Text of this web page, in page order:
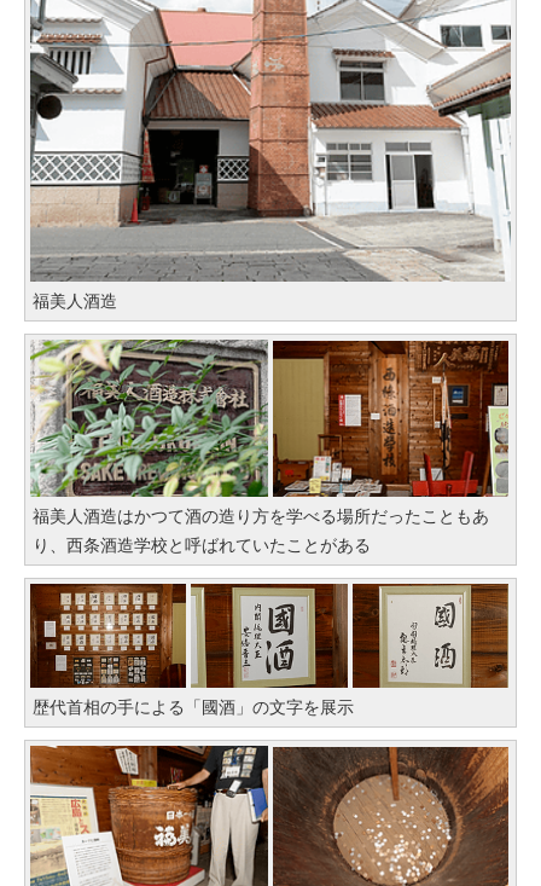
福美人酒造
福美人酒造はかつて酒の造り方を学べる場所だったこともあ
り、西条酒造学校と呼ばれていたことがある
歴代首相の手による「國酒」の文字を展示